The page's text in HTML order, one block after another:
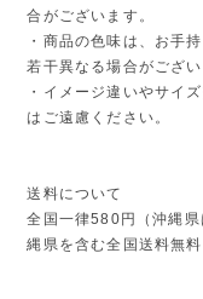
合がございます。
・商品の色味は、お手
若干異なる場合がござい
・イメージ違いやサイ
はご遠慮ください。
送料について
全国一律580円（沖縄
縄県を含む全国送料無料